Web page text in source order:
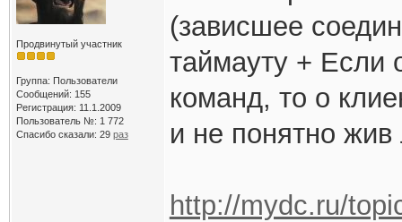
Продвинутый участник
Группа: Пользователи
Сообщений: 155
Регистрация: 11.1.2009
Пользователь №: 1 772
Спасибо сказали: 29 раз
(зависшее
таймауту + Если
команд, то о
и не понятно жив
http://mydc.ru/